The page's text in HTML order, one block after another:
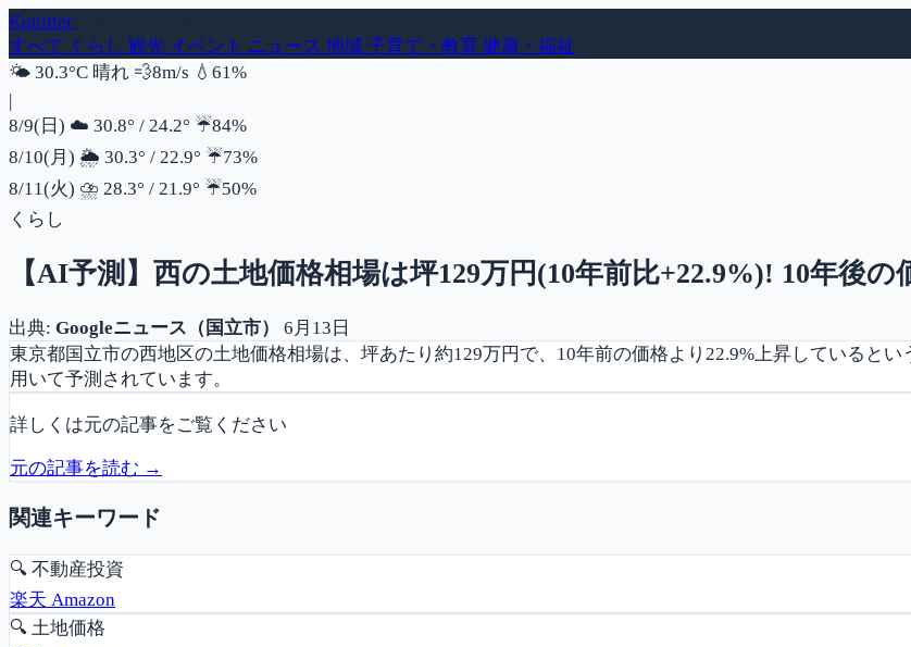
Kunitter
すべて くらし 観光 イベント ニュース 地域 子育て・教育 健康・福祉
🌤️ 30.3°C 晴れ 💨風速
8m/s 💧 湿度
61%
|
8/9(日) ☁️ 30.8° / 24.2° ☔降水確率
84%
8/10(月) 🌦️ 30.3° / 22.9° ☔降水確率
73%
8/11(火) ⛈️ 28.3° / 21.9° ☔降水確率
50%
くらし
【AI予測】西の土地価格相場は坪129万円(10年前比+22.9%)! 10年後
出典: Googleニュース（国立市）
6月13日
東京都国立市の西地区の土地価格相場は、坪あたり約129万円で、10年前の価格より22.9%上昇していると
用いて予測されています。
詳しくは元の記事をご覧ください
元の記事を読む →
関連キーワード
🔍 不動産投資
楽天 Amazon
🔍 土地価格